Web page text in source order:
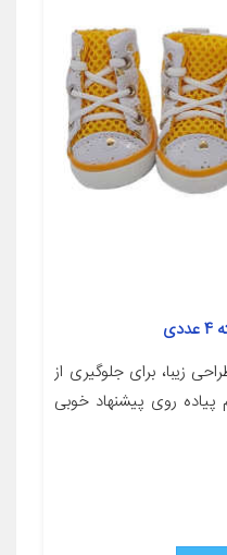
زیبا، برای جلوگیری از
روی پیشنهاد خوبی